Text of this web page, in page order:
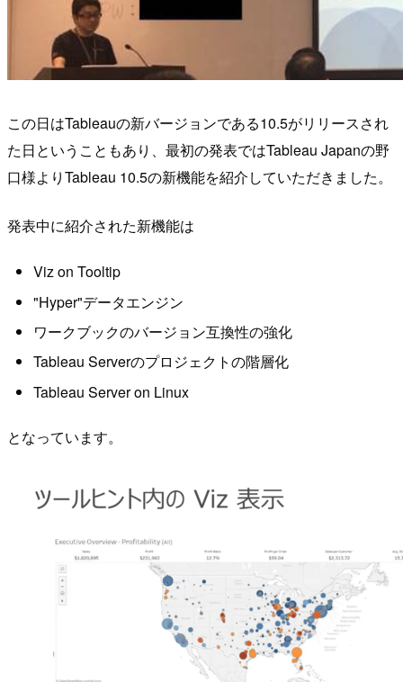
この日はTableauの新バージョンである10.5がリリースされ
た日ということもあり、最初の発表ではTableau Japanの野
口様よりTableau 10.5の新機能を紹介していただきました。
発表中に紹介された新機能は
Viz on Tooltip
"Hyper"データエンジン
ワークブックのバージョン互換性の強化
Tableau Serverのプロジェクトの階層化
Tableau Server on Linux
となっています。